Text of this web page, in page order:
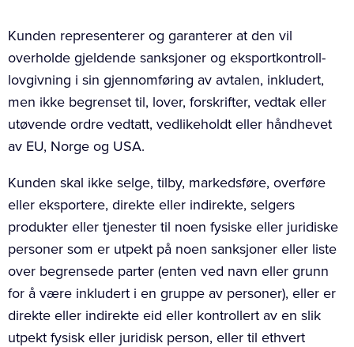
Kunden representerer og garanterer at den vil
overholde gjeldende sanksjoner og eksportkontroll-
lovgivning i sin gjennomføring av avtalen, inkludert,
men ikke begrenset til, lover, forskrifter, vedtak eller
utøvende ordre vedtatt, vedlikeholdt eller håndhevet
av EU, Norge og USA.
Kunden skal ikke selge, tilby, markedsføre, overføre
eller eksportere, direkte eller indirekte, selgers
produkter eller tjenester til noen fysiske eller juridiske
personer som er utpekt på noen sanksjoner eller liste
over begrensede parter (enten ved navn eller grunn
for å være inkludert i en gruppe av personer), eller er
direkte eller indirekte eid eller kontrollert av en slik
utpekt fysisk eller juridisk person, eller til ethvert